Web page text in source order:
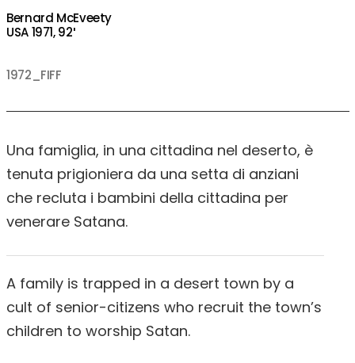
Bernard McEveety
USA 1971, 92′
1972_FIFF
Una famiglia, in una cittadina nel deserto, è
tenuta prigioniera da una setta di anziani
che recluta i bambini della cittadina per
venerare Satana.
A family is trapped in a desert town by a
cult of senior-citizens who recruit the town’s
children to worship Satan.